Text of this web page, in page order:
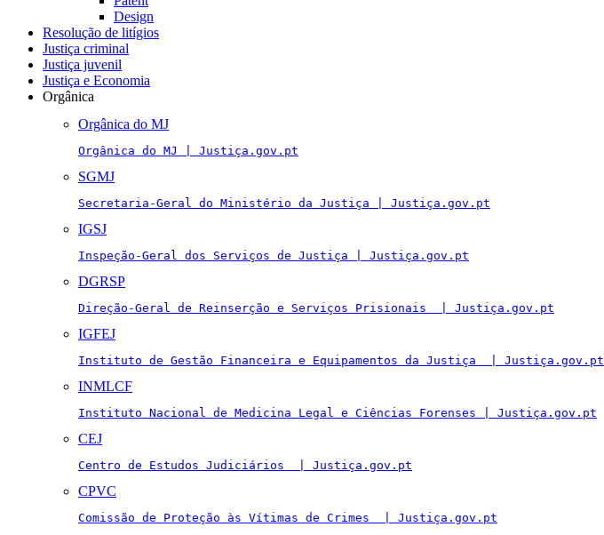
Design
Resolução de litígios
Justiça criminal
Justiça juvenil
Justiça e Economia
Orgânica
Orgânica do MJ
Orgânica do MJ | Justiça.gov.pt
SGMJ
Secretaria-Geral do Ministério da Justiça | Justiça.gov.pt
IGSJ
Inspeção-Geral dos Serviços de Justiça | Justiça.gov.pt
DGRSP
Direção-Geral de Reinserção e Serviços Prisionais  | Justiça.gov.pt
IGFEJ
Instituto de Gestão Financeira e Equipamentos da Justiça  | Justiça.gov.pt
INMLCF
Instituto Nacional de Medicina Legal e Ciências Forenses | Justiça.gov.pt
CEJ
Centro de Estudos Judiciários  | Justiça.gov.pt
CPVC
Comissão de Proteção às Vítimas de Crimes  | Justiça.gov.pt